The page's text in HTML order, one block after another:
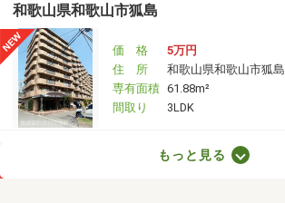
和歌山県和歌山市狐島
価 格
5万円
住 所
和歌山県和歌山市狐島
専有面積 61.88m²
間取り
3LDK
和歌山県和歌山市木ノ本もっと見る